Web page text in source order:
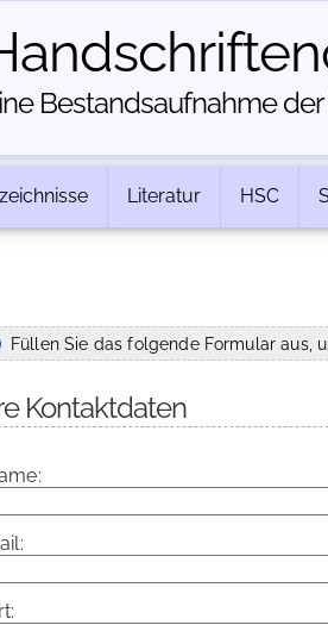
Bestandsaufnahme
Literatur HSC
Füllen Sie das folgende Formular aus,
Kontaktdaten